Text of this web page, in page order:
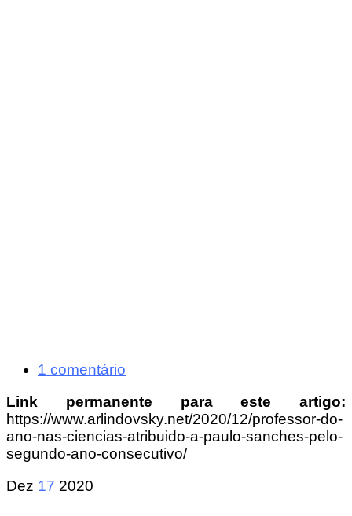
1 comentário
Link permanente para este artigo:
https://www.arlindovsky.net/2020/12/professor-do-
ano-nas-ciencias-atribuido-a-paulo-sanches-pelo-
segundo-ano-consecutivo/
Dez 17 2020